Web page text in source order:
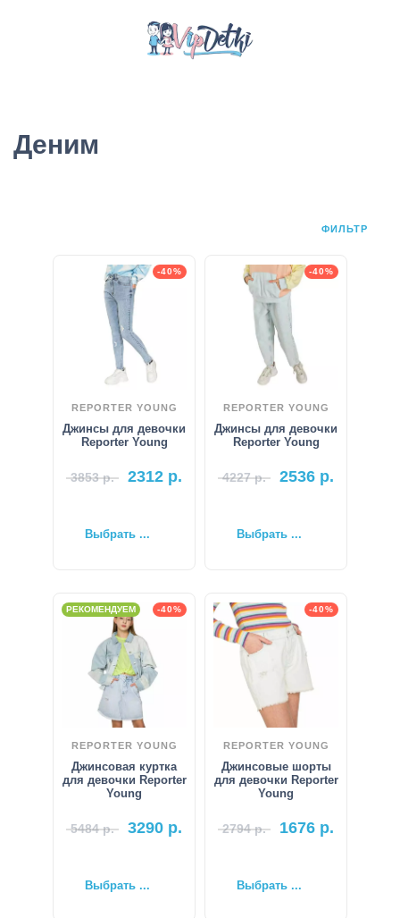
Деним
ФИЛЬТР
-40%
REPORTER YOUNG
Джинсы для девочки
Reporter Young
3853р. 2312 р.
Выбрать ...
-40%
REPORTER YOUNG
Джинсы для девочки
Reporter Young
4227р. 2536 р.
Выбрать ...
-40%
РЕКОМЕНДУЕМ
REPORTER YOUNG
Джинсовая куртка
для девочки Reporter
Young
5484р. 3290 р.
Выбрать ...
-40%
REPORTER YOUNG
Джинсовые шорты
для девочки Reporter
Young
2794р. 1676 р.
Выбрать ...